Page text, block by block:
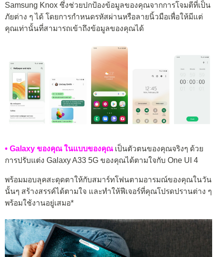
Samsung Knox ซึ่งช่วยปกป้องข้อมูลของคุณจากการโจมตีที่เป็น
ภัยต่าง ๆ ได้ โดยการกำหนดรหัสผ่านหรือลายนิ้วมือเพื่อให้มีแต่
คุณเท่านั้นที่สามารถเข้าถึงข้อมูลของคุณได้
• Galaxy ของคุณ ในแบบของคุณเป็นตัวตนของคุณจริงๆ ด้วย
การปรับแต่ง Galaxy A33 5G ของคุณได้ตามใจกับ One UI 4
พร้อมมอบลุคสะดุดตาให้กับสมาร์ทโฟนตามอารมณ์ของคุณในวัน
นั้นๆ สร้างสรรค์ได้ตามใจ และทำให้ฟีเจอร์ที่คุณโปรดปรานต่าง ๆ
พร้อมใช้งานอยู่เสมอ*